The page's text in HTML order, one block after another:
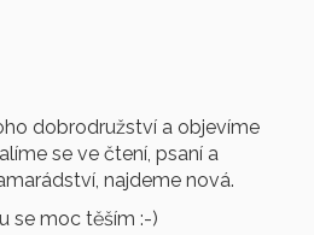
dobrodružství a objevíme
se ve čtení, psaní a
najdeme nová.
se moc těším :-)